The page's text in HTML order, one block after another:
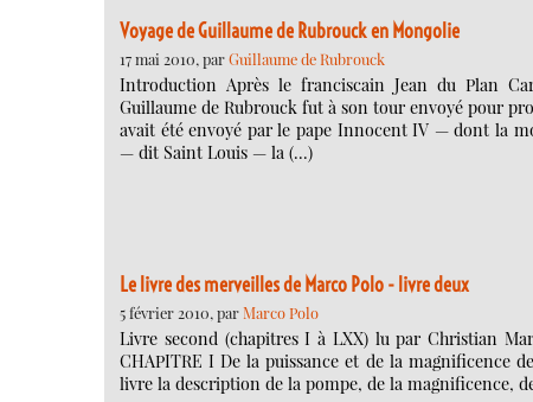
Voyage de Guillaume de Rubrouck en Mongolie
17 mai 2010, parGuillaume de Rubrouck
Introduction Après le franciscain Jean du Plan
Guillaume de Rubrouck fut à son tour envoyé pour
avait été envoyé par le pape Innocent IV — dont la
— dit Saint Louis — la (…)
Le livre des merveilles de Marco Polo - livre deux
5 février 2010, parMarco Polo
Livre second (chapitres I à LXX) lu par Christian
CHAPITRE I De la puissance et de la magnificence
livre la description de la pompe, de la magnificence,